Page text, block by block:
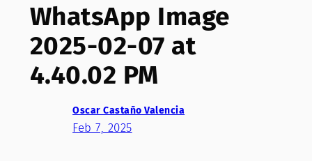
WhatsApp Image
2025-02-07 at
4.40.02 PM
Oscar Castaño Valencia
Feb 7, 2025